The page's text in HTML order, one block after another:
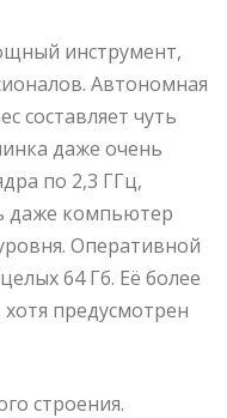
инструмент,
Автономная
составляет чуть
даже очень
по 2,3 ГГц,
даже компьютер
Оперативной
64 Гб. Её более
предусмотрен
строения.